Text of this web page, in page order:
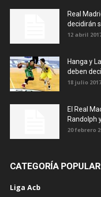
Real
decidirán
12 abril
Hanga y
deben
18 julio 2017
El Real
Randolph y
20 febrero
CATEGORÍA POPULAR
Liga Acb